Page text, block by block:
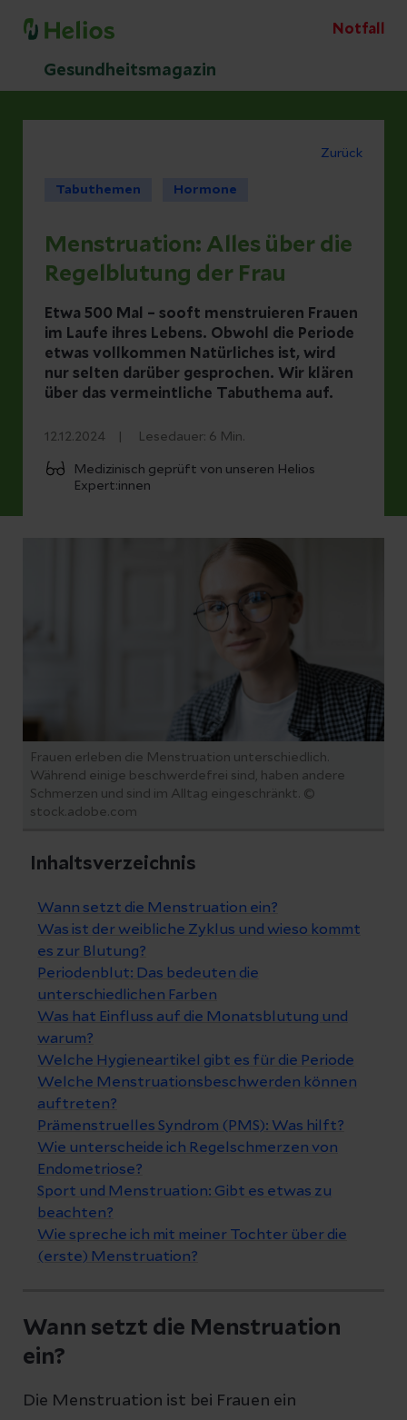
Notfall
Gesundheitsmagazin
Zurück
Tabuthemen Hormone
Menstruation: Alles über die
Regelblutung der Frau
Etwa 500 Mal – sooft menstruieren Frauen
im Laufe ihres Lebens. Obwohl die Periode
etwas vollkommen Natürliches ist, wird
nur selten darüber gesprochen. Wir klären
über das vermeintliche Tabuthema auf.
12.12.2024 Lesedauer: 6 Min.
Medizinisch geprüft von unseren Helios
Expert:innen
Frauen erleben die Menstruation unterschiedlich.
Während einige beschwerdefrei sind, haben andere
Schmerzen und sind im Alltag eingeschränkt. ©
stock.adobe.com
Inhaltsverzeichnis
Wann setzt die Menstruation ein?
Was ist der weibliche Zyklus und wieso kommt
es zur Blutung?
Periodenblut: Das bedeuten die
unterschiedlichen Farben
Was hat Einfluss auf die Monatsblutung und
warum?
Welche Hygieneartikel gibt es für die Periode
Welche Menstruationsbeschwerden können
auftreten?
Prämenstruelles Syndrom (PMS): Was hilft?
Wie unterscheide ich Regelschmerzen von
Endometriose?
Sport und Menstruation: Gibt es etwas zu
beachten?
Wie spreche ich mit meiner Tochter über die
(erste) Menstruation?
Wann setzt die Menstruation
ein?
Die Menstruation ist bei Frauen ein